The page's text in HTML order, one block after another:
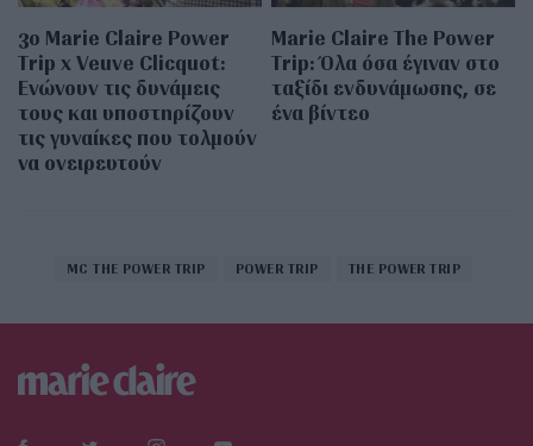
3ο Marie Claire Power
Trip x Veuve Clicquot:
Ενώνουν τις δυνάμεις
τους και υποστηρίζουν
τις γυναίκες που τολμούν
να ονειρευτούν
Marie Claire The Power
Trip: Όλα όσα έγιναν στο
ταξίδι ενδυνάμωσης, σε
ένα βίντεο
MC THE POWER TRIP POWER TRIP THE POWER TRIP